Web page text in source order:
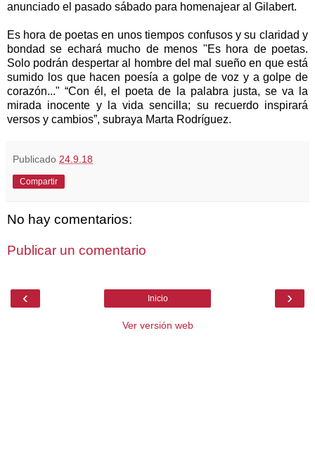
anunciado el pasado sábado para homenajear al Gilabert.
Es hora de poetas en unos tiempos confusos y su claridad y
bondad se echará mucho de menos "Es hora de poetas.
Solo podrán despertar al hombre del mal sueño en que está
sumido los que hacen poesía a golpe de voz y a golpe de
corazón..." “Con él, el poeta de la palabra justa, se va la
mirada inocente y la vida sencilla; su recuerdo inspirará
versos y cambios”, subraya Marta Rodríguez.
Publicado 24.9.18
Compartir
No hay comentarios:
Publicar un comentario
‹ ›
Inicio
Ver versión web